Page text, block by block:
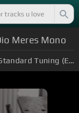
Meres Mono
Standard Tuning (EADGBE)